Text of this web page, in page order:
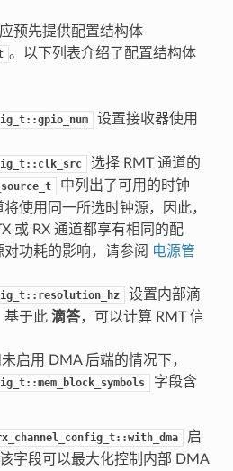
预先提供配置结构体
。以下列表介绍了配置结构体
设置接收器使用
选择 RMT 通道的
中列出了可用的时钟
使用同一所选时钟源，因此，
或 RX 通道都享有相同的配
功耗的影响，请参阅 电源管
设置内部滴
基于此 滴答，可以计算 RMT 信
启用 DMA 后端的情况下，
字段含
启
字段可以最大化控制内部 DMA